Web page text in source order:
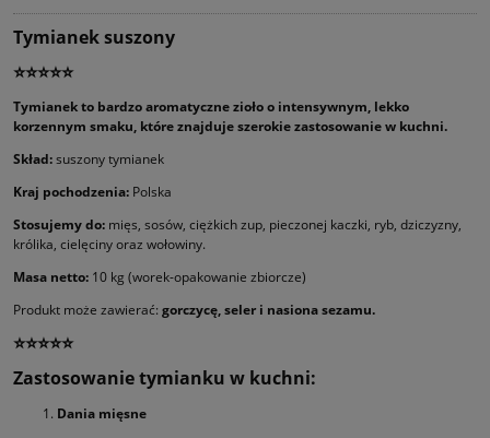
Tymianek suszony
⭐⭐⭐⭐⭐
Tymianek to bardzo aromatyczne zioło o intensywnym, lekko
korzennym smaku, które znajduje szerokie zastosowanie w kuchni.
Skład:suszony tymianek
Kraj pochodzenia: Polska
Stosujemy do: mięs, sosów, ciężkich zup, pieczonej kaczki, ryb, dziczyzny,
królika, cielęciny oraz wołowiny.
Masa netto: 10 kg (worek-opakowanie zbiorcze)
Produkt może zawierać: gorczycę, seler i nasiona sezamu.
⭐⭐⭐⭐⭐
Zastosowanie tymianku w kuchni:
Dania mięsne